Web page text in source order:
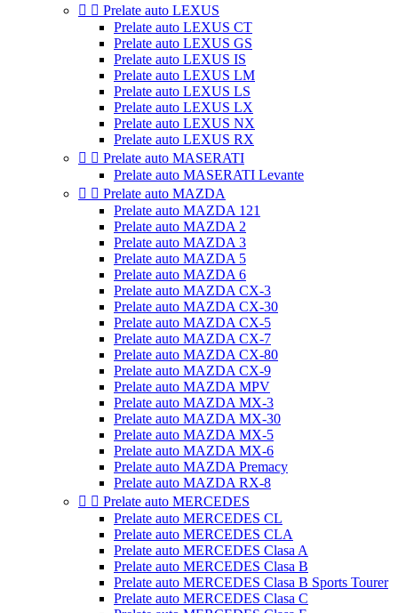
  Prelate auto LEXUS
Prelate auto LEXUS CT
Prelate auto LEXUS GS
Prelate auto LEXUS IS
Prelate auto LEXUS LM
Prelate auto LEXUS LS
Prelate auto LEXUS LX
Prelate auto LEXUS NX
Prelate auto LEXUS RX
  Prelate auto MASERATI
Prelate auto MASERATI Levante
  Prelate auto MAZDA
Prelate auto MAZDA 121
Prelate auto MAZDA 2
Prelate auto MAZDA 3
Prelate auto MAZDA 5
Prelate auto MAZDA 6
Prelate auto MAZDA CX-3
Prelate auto MAZDA CX-30
Prelate auto MAZDA CX-5
Prelate auto MAZDA CX-7
Prelate auto MAZDA CX-80
Prelate auto MAZDA CX-9
Prelate auto MAZDA MPV
Prelate auto MAZDA MX-3
Prelate auto MAZDA MX-30
Prelate auto MAZDA MX-5
Prelate auto MAZDA MX-6
Prelate auto MAZDA Premacy
Prelate auto MAZDA RX-8
  Prelate auto MERCEDES
Prelate auto MERCEDES CL
Prelate auto MERCEDES CLA
Prelate auto MERCEDES Clasa A
Prelate auto MERCEDES Clasa B
Prelate auto MERCEDES Clasa B Sports Tourer
Prelate auto MERCEDES Clasa C